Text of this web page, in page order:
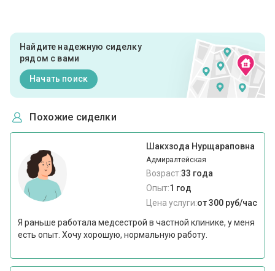
Найдите надежную сиделку
рядом с вами
Начать поиск
Похожие сиделки
Шакхзода Нурщараповна
Адмиралтейская
Возраст:33 года
Опыт:1 год
Цена услуги:от 300 руб/час
Я раньше работала медсестрой в частной клинике, у меня
есть опыт. Хочу хорошую, нормальную работу.